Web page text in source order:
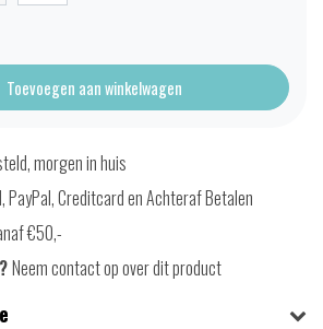
Toevoegen aan winkelwagen
morgen in huis
PayPal, Creditcard en Achteraf Betalen
€50,-
Neem contact op over dit product